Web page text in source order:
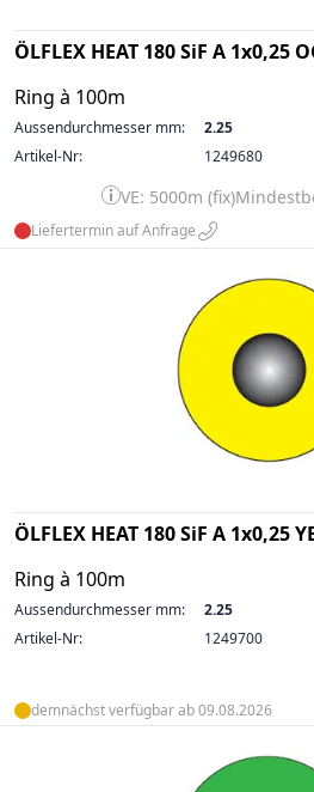
ÖLFLEX HEAT 180 SiF A 1x0,25
Ring à 100m
Aussendurchmesser mm:
2.25
Artikel-Nr:
1249680
VE: 5000m (fix)
Liefertermin auf Anfrage
ÖLFLEX HEAT 180 SiF A 1x0,25
Ring à 100m
Aussendurchmesser mm:
2.25
Artikel-Nr:
1249700
demnächst verfügbar ab 09.08.2026